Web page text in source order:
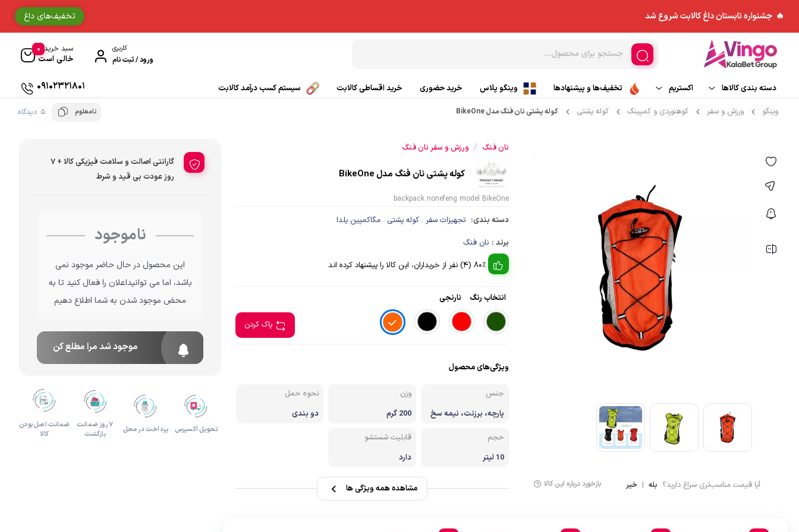
🔥 جشنواره تابستان داغ کالابت شروع شد تخفیف‌های داغ
کاربری
ورود / ثبت نام
سبد خرید
خالی است
0
دسته بندی کالاها
مد و پوشاک
پلار
شلوار کوهنوردی و ورزشی
لگینگ ورزشی
شلوارک کوهنوردی و ورزشی
صندل کوهنوردی وطبیعتگردی
جوراب و ساق مردانه
ادکلن
زیبایی و سلامت
کوله پشتی
تجهیزات جانبی
اکستریم
ورزش های هوایی
چتر کمکی پاراگلایدر
صندلی پاراگلایدر
تخفیف‌ها و پیشنهادها وینگو پلاس خرید حضوری خرید اقساطی کالابت سیستم کسب درآمد کالابت 09102321801
وینگو ورزش و سفر کوهنوردی و کمپینگ کوله پشتی کوله پشتی نان فنگ مدل BikeOne نامعلوم 5 دیدگاه
آیا قیمت مناسب‌تری سراغ دارید؟ بله | خیر بازخورد درباره این کالا
نان فنگ / ورزش و سفر نان فنگ
کوله پشتی نان فنگ مدل BikeOne
backpack nonefeng model BikeOne
دسته بندی: تجهیزات سفر ،کوله پشتی ،مگاکمپین یلدا
برند : نان فنگ
80% (4) نفر از خریداران، این کالا را پیشنهاد کرده اند
انتخاب رنگ نارنجی
پاک کردن
ویژگی‌های محصول
جنس
پارچه، برزنت، نیمه سخ
وزن
200 گرم
نحوه حمل
دو بندی
حجم
10 لیتر
قابلیت شستشو
دارد
مشاهده همه ویژگی ها
گارانتی اصالت و سلامت فیزیکی کالا + 7
روز عودت بی قید و شرط
ناموجود
این محصول در حال حاضر موجود نمی
باشد، اما می توانیداعلان را فعال کنید تا به
محض موجود شدن به شما اطلاع دهیم
موجود شد مرا مطلع کن
تحویل اکسپرس پرداخت در محل
۷ روز ضمانت
بازگشت
ضمانت اصل بودن
کالا